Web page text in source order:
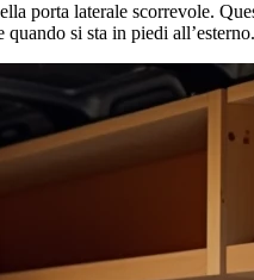
porta laterale scorrevole.
si sta in piedi all’esterno.